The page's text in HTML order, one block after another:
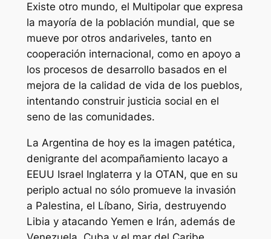
Existe otro mundo, el Multipolar que expresa
la mayoría de la población mundial, que se
mueve por otros andariveles, tanto en
cooperación internacional, como en apoyo a
los procesos de desarrollo basados en el
mejora de la calidad de vida de los pueblos,
intentando construir justicia social en el
seno de las comunidades.
La Argentina de hoy es la imagen patética,
denigrante del acompañamiento lacayo a
EEUU Israel Inglaterra y la OTAN, que en su
periplo actual no sólo promueve la invasión
a Palestina, el Líbano, Siria, destruyendo
Libia y atacando Yemen e Irán, además de